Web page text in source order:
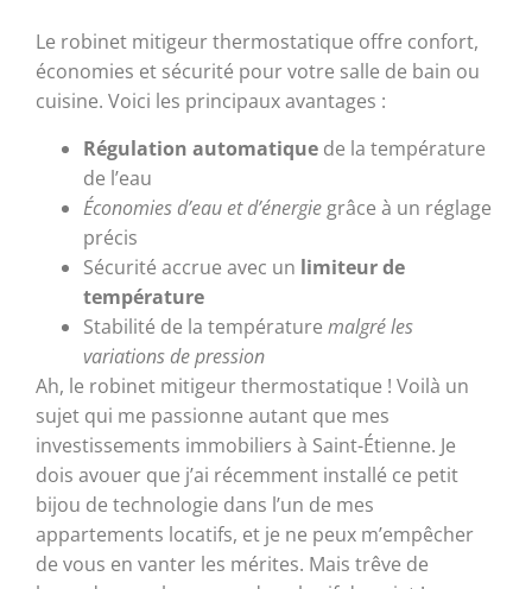
Le robinet mitigeur thermostatique offre confort,
économies et sécurité pour votre salle de bain ou
cuisine. Voici les principaux avantages :
Régulation automatique de la température
de l’eau
Économies d’eau et d’énergie grâce à un réglage
précis
Sécurité accrue avec un limiteur de
température
Stabilité de la température malgré les
variations de pression
Ah, le robinet mitigeur thermostatique ! Voilà un
sujet qui me passionne autant que mes
investissements immobiliers à Saint-Étienne. Je
dois avouer que j’ai récemment installé ce petit
bijou de technologie dans l’un de mes
appartements locatifs, et je ne peux m’empêcher
de vous en vanter les mérites. Mais trêve de